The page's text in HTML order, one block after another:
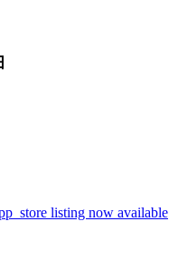
listing now available